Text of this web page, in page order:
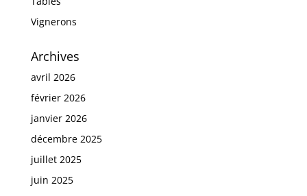
Vignerons
Archives
avril 2026
février 2026
janvier 2026
décembre 2025
juillet 2025
juin 2025